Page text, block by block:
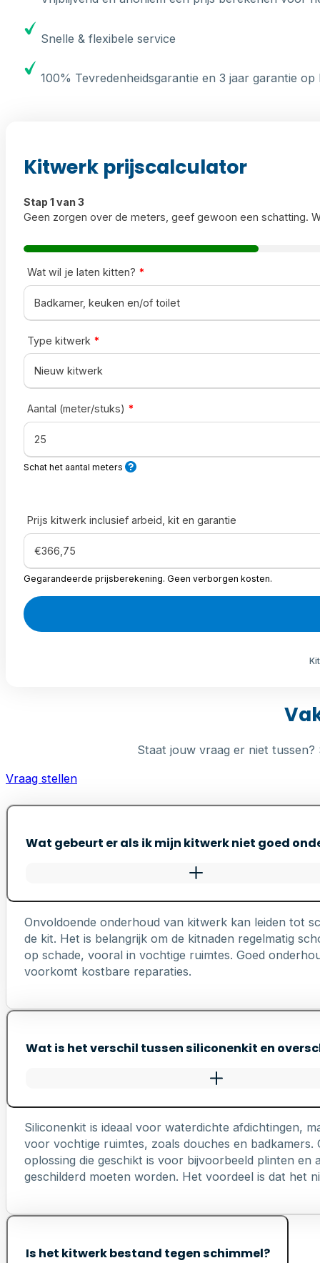
Snelle & flexibele service
100% Tevredenheidsgarantie en 3 jaar garantie
Kitwerk prijscalculator
Stap 1 van 3
Geen zorgen over de meters, geef gewoon een schatting.
Wat wil je laten kitten? *
Type kitwerk *
Aantal (meter/stuks) *
Schat het aantal meters
Prijs kitwerk inclusief arbeid, kit en garantie
Gegarandeerde prijsberekening. Geen verborgen kosten.
Staat jouw vraag er niet tussen?
Vraag stellen
Wat gebeurt er als ik mijn kitwerk niet goed
Onvoldoende onderhoud van kitwerk kan leiden tot
de kit. Het is belangrijk om de kitnaden regelmatig
op schade, vooral in vochtige ruimtes. Goed
voorkomt kostbare reparaties.
Wat is het verschil tussen siliconenkit en
Siliconenkit is ideaal voor waterdichte afdichtingen,
voor vochtige ruimtes, zoals douches en badkamers.
oplossing die geschikt is voor bijvoorbeeld plinten en
geschilderd moeten worden. Het voordeel is dat het
Is het kitwerk bestand tegen schimmel?